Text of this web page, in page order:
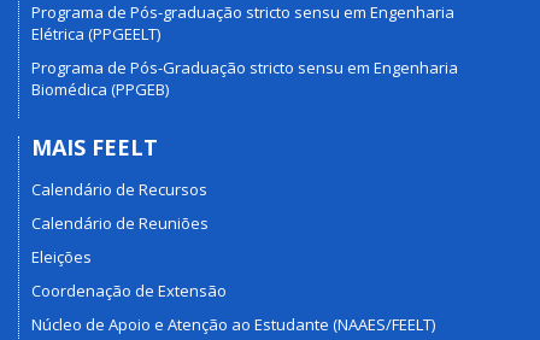
Programa de Pós-graduação stricto sensu em Engenharia
Elétrica (PPGEELT)
Programa de Pós-Graduação stricto sensu em Engenharia
Biomédica (PPGEB)
MAIS FEELT
Calendário de Recursos
Calendário de Reuniões
Eleições
Coordenação de Extensão
Núcleo de Apoio e Atenção ao Estudante (NAAES/FEELT)